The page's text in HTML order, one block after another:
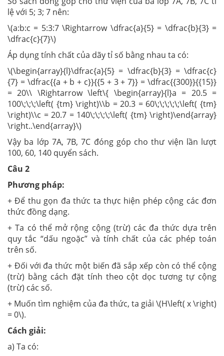
lệ với 5; 3; 7 nên:
\(a:b:c = 5:3:7 \Rightarrow \dfrac{a}{5} = \dfrac{b}{3} =
\dfrac{c}{7}\)
Áp dụng tính chất của dãy tỉ số bằng nhau ta có:
\(\begin{array}{l}\dfrac{a}{5} = \dfrac{b}{3} = \dfrac{c}
{7} = \dfrac{{a + b + c}}{{5 + 3 + 7}} = \dfrac{{300}}{{15}}
= 20\\ \Rightarrow \left\{ \begin{array}{l}a = 20.5 =
100\;\;\;\left( {tm} \right)\\b = 20.3 = 60\;\;\;\;\;\left( {tm}
\right)\\c = 20.7 = 140\;\;\;\;\left( {tm} \right)\end{array}
\right..\end{array}\)
Vậy ba lớp 7A, 7B, 7C đóng góp cho thư viện lần lượt
100, 60, 140 quyển sách.
Câu 2
Phương pháp:
+ Để thu gọn đa thức ta thực hiện phép cộng các đơn
thức đồng dạng.
+ Ta có thể mở rộng cộng (trừ) các đa thức dựa trên
quy tắc “dấu ngoặc” và tính chất của các phép toán
trên số.
+ Đối với đa thức một biến đã sắp xếp còn có thể cộng
(trừ) bằng cách đặt tính theo cột dọc tương tự cộng
(trừ) các số.
+ Muốn tìm nghiệm của đa thức, ta giải \(H\left( x \right)
= 0\).
Cách giải:
a) Ta có: